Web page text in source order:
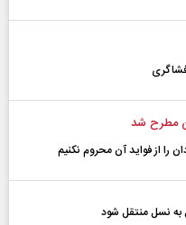
مطرح شد
را از فواید آن محروم نکنیم
نسل منتقل شود